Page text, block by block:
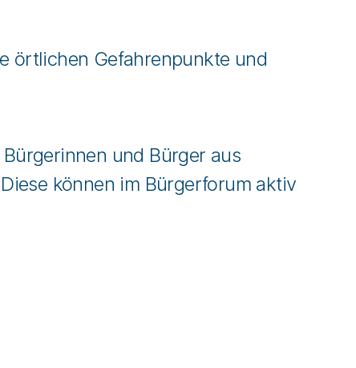
örtlichen Gefahrenpunkte und
und Bürger aus
können im Bürgerforum aktiv